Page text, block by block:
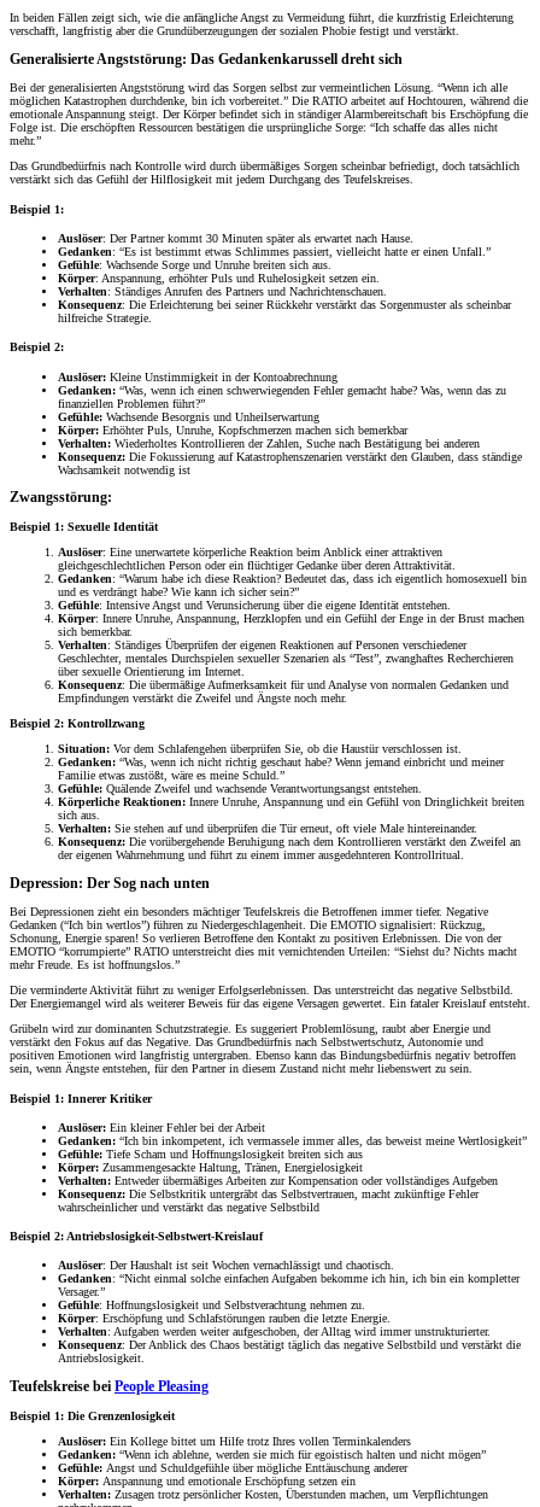
In beiden Fällen zeigt sich, wie die anfängliche Angst zu Vermeidung führt, die kurzfristig Erleichterung
verschafft, langfristig aber die Grundüberzeugungen der sozialen Phobie festigt und verstärkt.
Generalisierte Angststörung: Das Gedankenkarussell dreht sich
Bei der generalisierten Angststörung wird das Sorgen selbst zur vermeintlichen Lösung. “Wenn ich alle
möglichen Katastrophen durchdenke, bin ich vorbereitet.” Die RATIO arbeitet auf Hochtouren, während die
emotionale Anspannung steigt. Der Körper befindet sich in ständiger Alarmbereitschaft bis Erschöpfung die
Folge ist. Die erschöpften Ressourcen bestätigen die ursprüngliche Sorge: “Ich schaffe das alles nicht
mehr.”
Das Grundbedürfnis nach Kontrolle wird durch übermäßiges Sorgen scheinbar befriedigt, doch tatsächlich
verstärkt sich das Gefühl der Hilflosigkeit mit jedem Durchgang des Teufelskreises.
Beispiel 1:
Auslöser: Der Partner kommt 30 Minuten später als erwartet nach Hause.
Gedanken: “Es ist bestimmt etwas Schlimmes passiert, vielleicht hatte er einen Unfall.”
Gefühle: Wachsende Sorge und Unruhe breiten sich aus.
Körper: Anspannung, erhöhter Puls und Ruhelosigkeit setzen ein.
Verhalten: Ständiges Anrufen des Partners und Nachrichtenschauen.
Konsequenz: Die Erleichterung bei seiner Rückkehr verstärkt das Sorgenmuster als scheinbar
hilfreiche Strategie.
Beispiel 2:
Auslöser: Kleine Unstimmigkeit in der Kontoabrechnung
Gedanken: “Was, wenn ich einen schwerwiegenden Fehler gemacht habe? Was, wenn das zu
finanziellen Problemen führt?”
Gefühle: Wachsende Besorgnis und Unheilserwartung
Körper: Erhöhter Puls, Unruhe, Kopfschmerzen machen sich bemerkbar
Verhalten: Wiederholtes Kontrollieren der Zahlen, Suche nach Bestätigung bei anderen
Konsequenz: Die Fokussierung auf Katastrophenszenarien verstärkt den Glauben, dass ständige
Wachsamkeit notwendig ist
Zwangsstörung:
Beispiel 1: Sexuelle Identität
Auslöser: Eine unerwartete körperliche Reaktion beim Anblick einer attraktiven
gleichgeschlechtlichen Person oder ein flüchtiger Gedanke über deren Attraktivität.
Gedanken: “Warum habe ich diese Reaktion? Bedeutet das, dass ich eigentlich homosexuell bin
und es verdrängt habe? Wie kann ich sicher sein?”
Gefühle: Intensive Angst und Verunsicherung über die eigene Identität entstehen.
Körper: Innere Unruhe, Anspannung, Herzklopfen und ein Gefühl der Enge in der Brust machen
sich bemerkbar.
Verhalten: Ständiges Überprüfen der eigenen Reaktionen auf Personen verschiedener
Geschlechter, mentales Durchspielen sexueller Szenarien als “Test”, zwanghaftes Recherchieren
über sexuelle Orientierung im Internet.
Konsequenz: Die übermäßige Aufmerksamkeit für und Analyse von normalen Gedanken und
Empfindungen verstärkt die Zweifel und Ängste noch mehr.
Beispiel 2: Kontrollzwang
Situation: Vor dem Schlafengehen überprüfen Sie, ob die Haustür verschlossen ist.
Gedanken: “Was, wenn ich nicht richtig geschaut habe? Wenn jemand einbricht und meiner
Familie etwas zustößt, wäre es meine Schuld.”
Gefühle: Quälende Zweifel und wachsende Verantwortungsangst entstehen.
Körperliche Reaktionen: Innere Unruhe, Anspannung und ein Gefühl von Dringlichkeit breiten
sich aus.
Verhalten: Sie stehen auf und überprüfen die Tür erneut, oft viele Male hintereinander.
Konsequenz: Die vorübergehende Beruhigung nach dem Kontrollieren verstärkt den Zweifel an
der eigenen Wahrnehmung und führt zu einem immer ausgedehnteren Kontrollritual.
Depression: Der Sog nach unten
Bei Depressionen zieht ein besonders mächtiger Teufelskreis die Betroffenen immer tiefer. Negative
Gedanken (“Ich bin wertlos”) führen zu Niedergeschlagenheit. Die EMOTIO signalisiert: Rückzug,
Schonung, Energie sparen! So verlieren Betroffene den Kontakt zu positiven Erlebnissen. Die von der
EMOTIO “korrumpierte” RATIO unterstreicht dies mit vernichtenden Urteilen: “Siehst du? Nichts macht
mehr Freude. Es ist hoffnungslos.”
Die verminderte Aktivität führt zu weniger Erfolgserlebnissen. Das unterstreicht das negative Selbstbild.
Der Energiemangel wird als weiterer Beweis für das eigene Versagen gewertet. Ein fataler Kreislauf entsteht.
Grübeln wird zur dominanten Schutzstrategie. Es suggeriert Problemlösung, raubt aber Energie und
verstärkt den Fokus auf das Negative. Das Grundbedürfnis nach Selbstwertschutz, Autonomie und
positiven Emotionen wird langfristig untergraben. Ebenso kann das Bindungsbedürfnis negativ betroffen
sein, wenn Ängste entstehen, für den Partner in diesem Zustand nicht mehr liebenswert zu sein.
Beispiel 1: Innerer Kritiker
Auslöser: Ein kleiner Fehler bei der Arbeit
Gedanken: “Ich bin inkompetent, ich vermassele immer alles, das beweist meine Wertlosigkeit”
Gefühle: Tiefe Scham und Hoffnungslosigkeit breiten sich aus
Körper: Zusammengesackte Haltung, Tränen, Energielosigkeit
Verhalten: Entweder übermäßiges Arbeiten zur Kompensation oder vollständiges Aufgeben
Konsequenz: Die Selbstkritik untergräbt das Selbstvertrauen, macht zukünftige Fehler
wahrscheinlicher und verstärkt das negative Selbstbild
Beispiel 2: Antriebslosigkeit-Selbstwert-Kreislauf
Auslöser: Der Haushalt ist seit Wochen vernachlässigt und chaotisch.
Gedanken: “Nicht einmal solche einfachen Aufgaben bekomme ich hin, ich bin ein kompletter
Versager.”
Gefühle: Hoffnungslosigkeit und Selbstverachtung nehmen zu.
Körper: Erschöpfung und Schlafstörungen rauben die letzte Energie.
Verhalten: Aufgaben werden weiter aufgeschoben, der Alltag wird immer unstrukturierter.
Konsequenz: Der Anblick des Chaos bestätigt täglich das negative Selbstbild und verstärkt die
Antriebslosigkeit.
Teufelskreise bei People Pleasing
Beispiel 1: Die Grenzenlosigkeit
Auslöser: Ein Kollege bittet um Hilfe trotz Ihres vollen Terminkalenders
Gedanken: “Wenn ich ablehne, werden sie mich für egoistisch halten und nicht mögen”
Gefühle: Angst und Schuldgefühle über mögliche Enttäuschung anderer
Körper: Anspannung und emotionale Erschöpfung setzen ein
Verhalten: Zusagen trotz persönlicher Kosten, Überstunden machen, um Verpflichtungen